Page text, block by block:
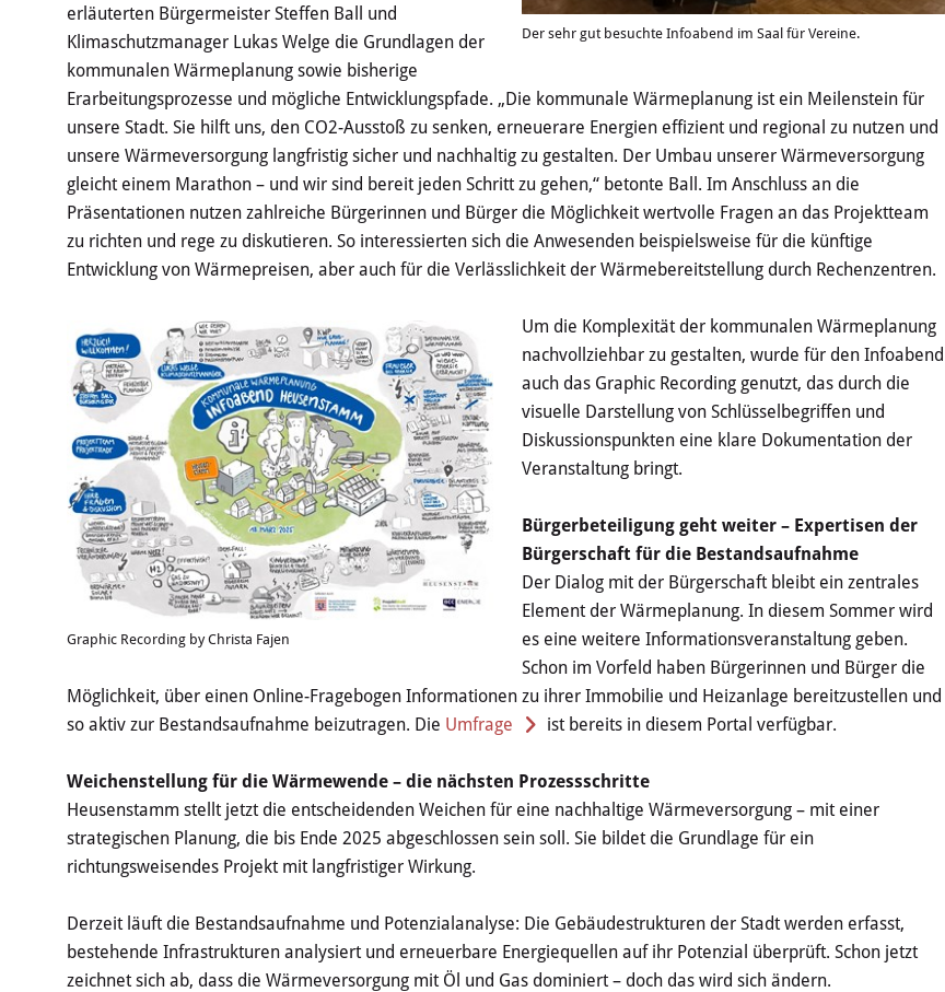
Der sehr gut besuchte Infoabend im Saal für Vereine.
erläuterten Bürgermeister Steffen Ball und
Klimaschutzmanager Lukas Welge die Grundlagen der
kommunalen Wärmeplanung sowie bisherige
Erarbeitungsprozesse und mögliche Entwicklungspfade. „Die kommunale Wärmeplanung ist ein Meilenstein für
unsere Stadt. Sie hilft uns, den CO2-Ausstoß zu senken, erneuerare Energien effizient und regional zu nutzen und
unsere Wärmeversorgung langfristig sicher und nachhaltig zu gestalten. Der Umbau unserer Wärmeversorgung
gleicht einem Marathon – und wir sind bereit jeden Schritt zu gehen,“ betonte Ball. Im Anschluss an die
Präsentationen nutzen zahlreiche Bürgerinnen und Bürger die Möglichkeit wertvolle Fragen an das Projektteam
zu richten und rege zu diskutieren. So interessierten sich die Anwesenden beispielsweise für die künftige
Entwicklung von Wärmepreisen, aber auch für die Verlässlichkeit der Wärmebereitstellung durch Rechenzentren.
Graphic Recording by Christa Fajen
Um die Komplexität der kommunalen Wärmeplanung
nachvollziehbar zu gestalten, wurde für den Infoabend
auch das Graphic Recording genutzt, das durch die
visuelle Darstellung von Schlüsselbegriffen und
Diskussionspunkten eine klare Dokumentation der
Veranstaltung bringt.
Bürgerbeteiligung geht weiter – Expertisen der
Bürgerschaft für die Bestandsaufnahme
Der Dialog mit der Bürgerschaft bleibt ein zentrales
Element der Wärmeplanung. In diesem Sommer wird
es eine weitere Informationsveranstaltung geben.
Schon im Vorfeld haben Bürgerinnen und Bürger die
Möglichkeit, über einen Online-Fragebogen Informationen zu ihrer Immobilie und Heizanlage bereitzustellen und
so aktiv zur Bestandsaufnahme beizutragen. Die Umfrage ist bereits in diesem Portal verfügbar.
Weichenstellung für die Wärmewende – die nächsten Prozessschritte
Heusenstamm stellt jetzt die entscheidenden Weichen für eine nachhaltige Wärmeversorgung – mit einer
strategischen Planung, die bis Ende 2025 abgeschlossen sein soll. Sie bildet die Grundlage für ein
richtungsweisendes Projekt mit langfristiger Wirkung.
Derzeit läuft die Bestandsaufnahme und Potenzialanalyse: Die Gebäudestrukturen der Stadt werden erfasst,
bestehende Infrastrukturen analysiert und erneuerbare Energiequellen auf ihr Potenzial überprüft. Schon jetzt
zeichnet sich ab, dass die Wärmeversorgung mit Öl und Gas dominiert – doch das wird sich ändern.